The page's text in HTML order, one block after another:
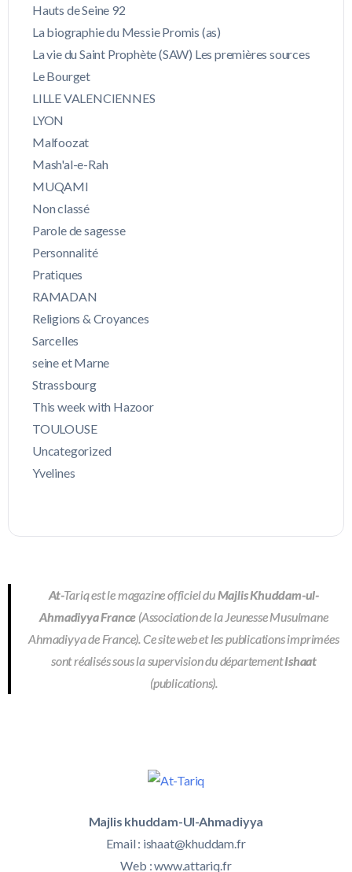
Hauts de Seine 92
La biographie du Messie Promis (as)
La vie du Saint Prophète (SAW) Les premières sources
Le Bourget
LILLE VALENCIENNES
LYON
Malfoozat
Mash'al-e-Rah
MUQAMI
Non classé
Parole de sagesse
Personnalité
Pratiques
RAMADAN
Religions & Croyances
Sarcelles
seine et Marne
Strassbourg
This week with Hazoor
TOULOUSE
Uncategorized
Yvelines
At-Tariq est le magazine officiel duMajlis Khuddam-ul-
Ahmadiyya France (Association de la Jeunesse Musulmane
Ahmadiyya de France). Ce site web et les publications imprimées
sont réalisés sous la supervision du départementIshaat
(publications).
Majlis khuddam-Ul-Ahmadiyya
Email : ishaat@khuddam.fr
Web : www.attariq.fr